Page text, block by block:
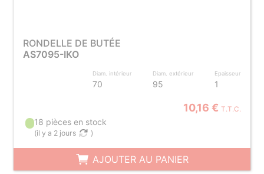
RONDELLE DE BUTÉE
AS7095-IKO
Diam. intérieur
70
Diam. extérieur
95
Epaisseur
1
10,16 € T.T.C.
18 pièces en stock
(il y a 2 jours )
AJOUTER AU PANIER